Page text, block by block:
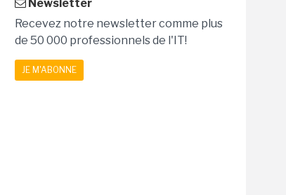
Newsletter
Recevez notre newsletter comme plus
de 50 000 professionnels de l'IT!
JE M'ABONNE